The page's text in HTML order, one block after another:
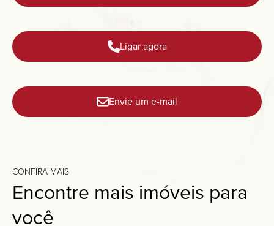
Ligar agora
Envie um e-mail
CONFIRA MAIS
Encontre mais imóveis para
você